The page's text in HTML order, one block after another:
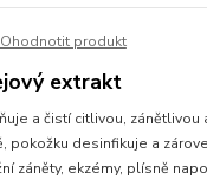
Ohodnotit produkt
extrakt
a čistí citlivou, zánětlivou
pokožku desinfikuje a
záněty, ekzémy, plísně